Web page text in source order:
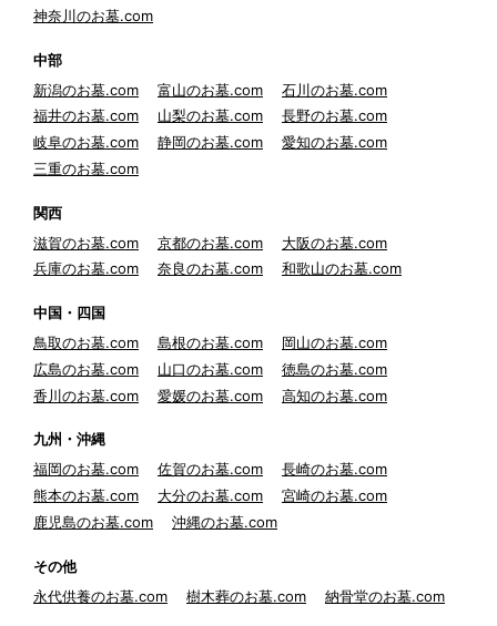
神奈川のお墓.com
中部
新潟のお墓.com
富山のお墓.com
石川のお墓.com
福井のお墓.com
山梨のお墓.com
長野のお墓.com
岐阜のお墓.com
静岡のお墓.com
愛知のお墓.com
三重のお墓.com
関西
滋賀のお墓.com
京都のお墓.com
大阪のお墓.com
兵庫のお墓.com
奈良のお墓.com 和歌山のお墓.com
中国・四国
鳥取のお墓.com
島根のお墓.com
岡山のお墓.com
広島のお墓.com
山口のお墓.com
徳島のお墓.com
香川のお墓.com
愛媛のお墓.com 高知のお墓.com
九州・沖縄
福岡のお墓.com
佐賀のお墓.com
長崎のお墓.com
熊本のお墓.com
大分のお墓.com
宮崎のお墓.com
鹿児島のお墓.com
沖縄のお墓.com
その他
永代供養のお墓.com
樹木葬のお墓.com 納骨堂のお墓.com